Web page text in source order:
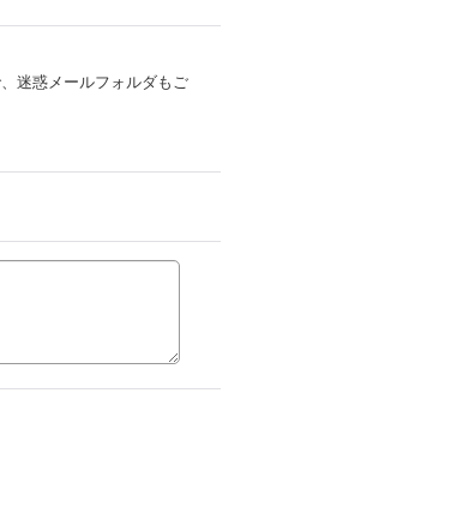
迷惑メールフォルダもご